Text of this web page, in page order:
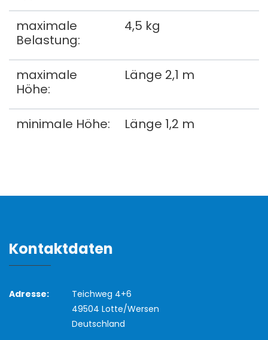
maximale
Belastung:
4,5 kg
maximale
Höhe:
Länge 2,1 m
minimale Höhe: Länge 1,2 m
Kontaktdaten
Adresse:
Teichweg 4+6
49504 Lotte/Wersen
Deutschland